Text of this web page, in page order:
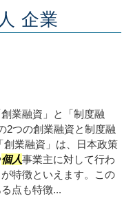
企業
業融資」と「制度融
2つの創業融資と制度融
業融資」は、日本政策
個人事業主に対して行わ
特徴といえます。この
点も特徴...